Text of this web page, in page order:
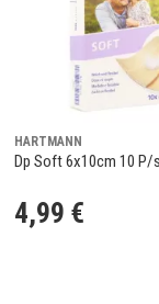
HARTMANN
Dp Soft 6x10cm 10 P/s
4,99 €